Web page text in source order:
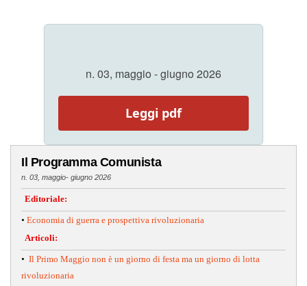
n. 03, maggio - giugno 2026
Leggi pdf
Il Programma Comunista
n. 03, maggio- giugno 2026
Editoriale:
• Economia di guerra e prospettiva rivoluzionaria
Articoli:
• Il Primo Maggio non è un giorno di festa ma un giorno di lotta
rivoluzionaria